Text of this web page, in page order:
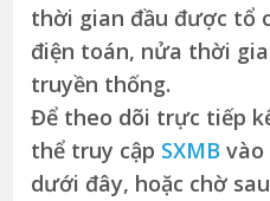
thời gian đầu được tổ
điện toán, nửa thời
truyền thống.
Để theo dõi trực tiếp
thể truy cập SXMB vào
dưới đây, hoặc chờ